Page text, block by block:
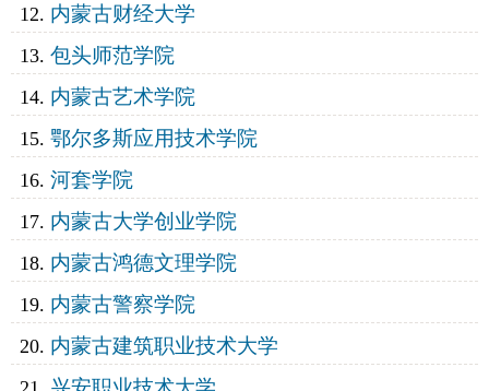
内蒙古财经大学
包头师范学院
内蒙古艺术学院
鄂尔多斯应用技术学院
河套学院
内蒙古大学创业学院
内蒙古鸿德文理学院
内蒙古警察学院
内蒙古建筑职业技术大学